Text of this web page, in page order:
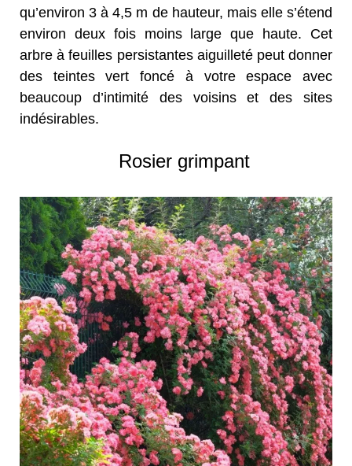
qu’environ 3 à 4,5 m de hauteur, mais elle s’étend
environ deux fois moins large que haute. Cet
arbre à feuilles persistantes aiguilleté peut donner
des teintes vert foncé à votre espace avec
beaucoup d’intimité des voisins et des sites
indésirables.
Rosier grimpant